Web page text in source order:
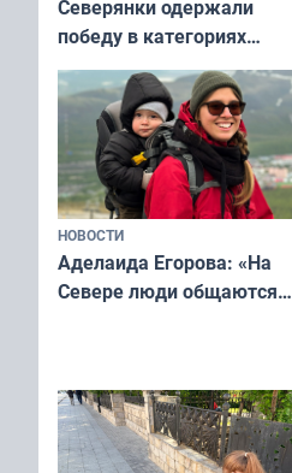
Северянки одержали
победу в категориях
всероссийского конкурса
«Мисс и Миссис Великая
Русь»
НОВОСТИ
Аделаида Егорова: «На
Севере люди общаются